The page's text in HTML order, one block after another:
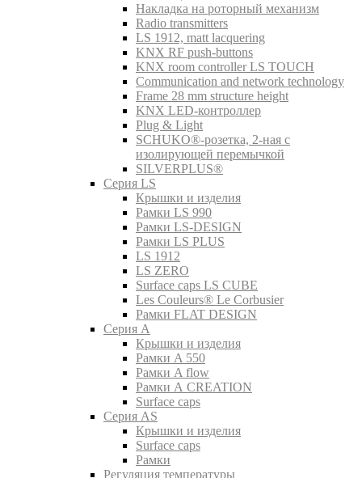
Накладка на роторный механизм
Radio transmitters
LS 1912, matt lacquering
KNX RF push-buttons
KNX room controller LS TOUCH
Communication and network technology
Frame 28 mm structure height
KNX LED-контроллер
Plug & Light
SCHUKO®-розетка, 2-ная с
изолирующей перемычкой
SILVERPLUS®
Серия LS
Крышки и изделия
Рамки LS 990
Рамки LS-DESIGN
Рамки LS PLUS
LS 1912
LS ZERO
Surface caps LS CUBE
Les Couleurs® Le Corbusier
Рамки FLAT DESIGN
Серия A
Крышки и изделия
Рамки A 550
Рамки A flow
Рамки A CREATION
Surface caps
Серия AS
Крышки и изделия
Surface caps
Рамки
Регуляция температуры